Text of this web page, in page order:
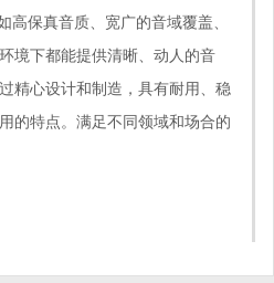
高保真音质、宽广的音域覆盖、
境下都能提供清晰、动人的音
精心设计和制造，具有耐用、稳
的特点。满足不同领域和场合的